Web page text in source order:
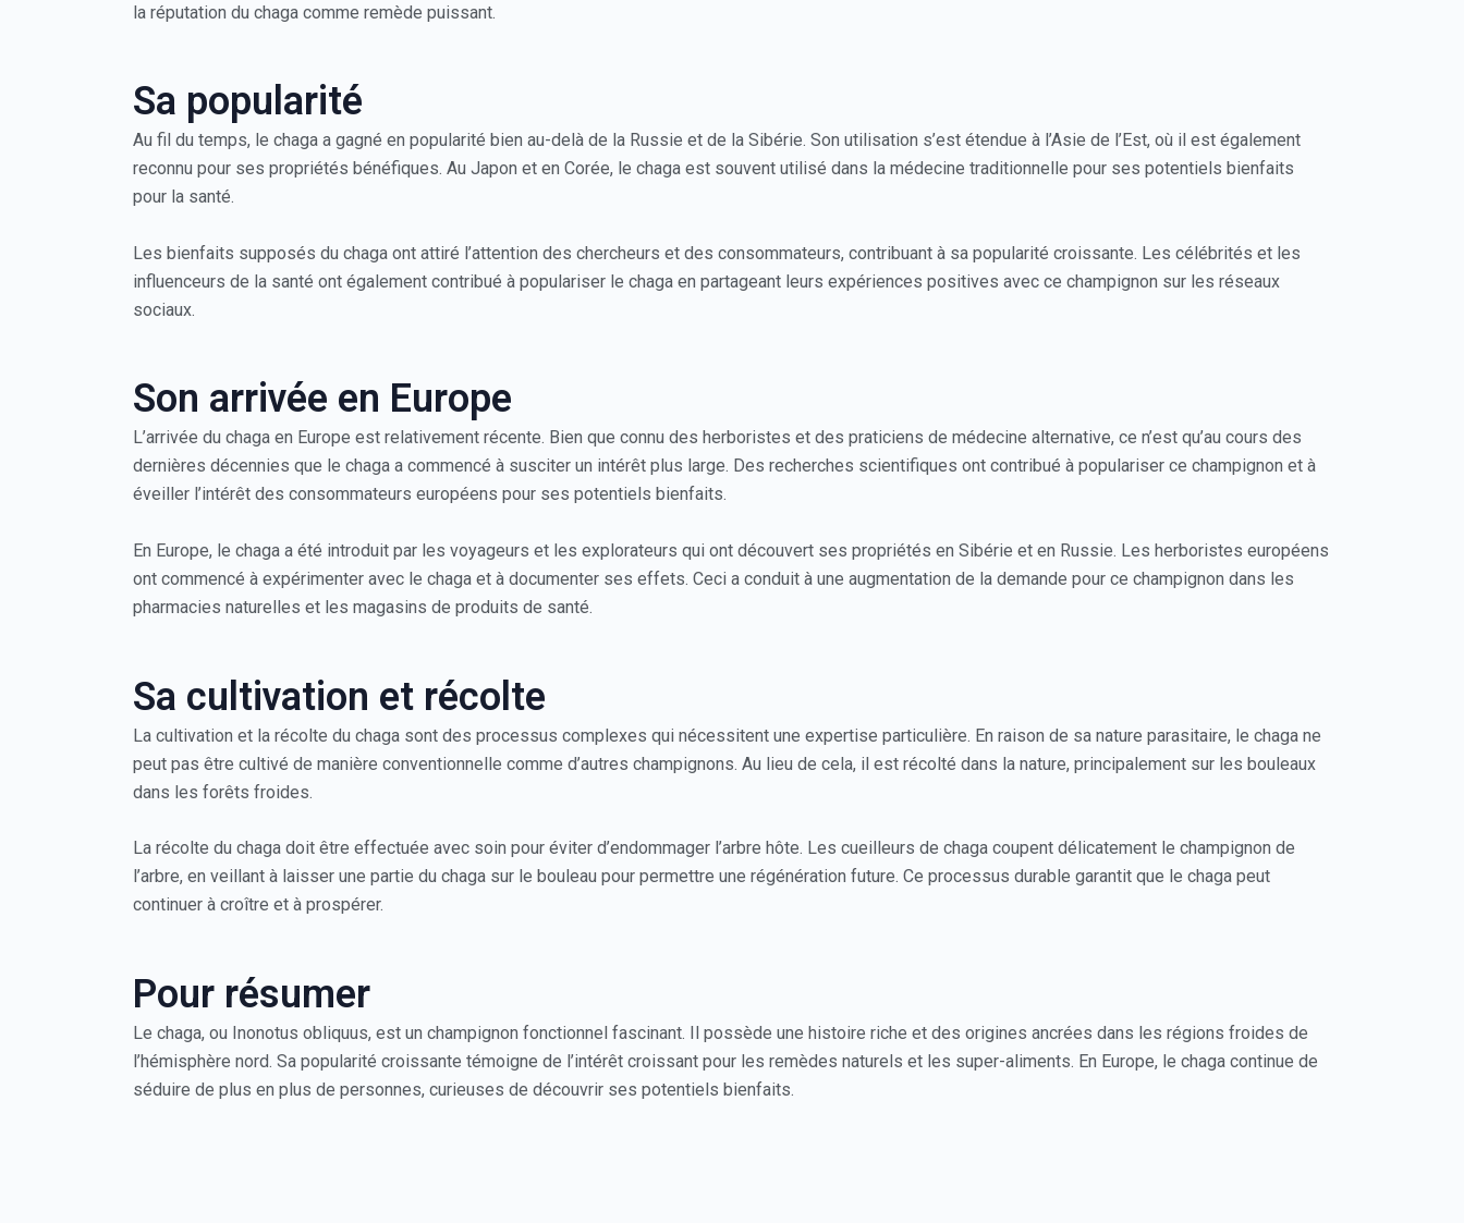
la réputation du chaga comme remède puissant.
Sa popularité
Au fil du temps, le chaga a gagné en popularité bien au-delà de la Russie et de la Sibérie. Son utilisation s’est étendue à l’Asie de l’Est, où il est également
reconnu pour ses propriétés bénéfiques. Au Japon et en Corée, le chaga est souvent utilisé dans la médecine traditionnelle pour ses potentiels bienfaits
pour la santé.
Les bienfaits supposés du chaga ont attiré l’attention des chercheurs et des consommateurs, contribuant à sa popularité croissante. Les célébrités et les
influenceurs de la santé ont également contribué à populariser le chaga en partageant leurs expériences positives avec ce champignon sur les réseaux
sociaux.
Son arrivée en Europe
L’arrivée du chaga en Europe est relativement récente. Bien que connu des herboristes et des praticiens de médecine alternative, ce n’est qu’au cours des
dernières décennies que le chaga a commencé à susciter un intérêt plus large. Des recherches scientifiques ont contribué à populariser ce champignon et à
éveiller l’intérêt des consommateurs européens pour ses potentiels bienfaits.
En Europe, le chaga a été introduit par les voyageurs et les explorateurs qui ont découvert ses propriétés en Sibérie et en Russie. Les herboristes européens
ont commencé à expérimenter avec le chaga et à documenter ses effets. Ceci a conduit à une augmentation de la demande pour ce champignon dans les
pharmacies naturelles et les magasins de produits de santé.
Sa cultivation et récolte
La cultivation et la récolte du chaga sont des processus complexes qui nécessitent une expertise particulière. En raison de sa nature parasitaire, le chaga ne
peut pas être cultivé de manière conventionnelle comme d’autres champignons. Au lieu de cela, il est récolté dans la nature, principalement sur les bouleaux
dans les forêts froides.
La récolte du chaga doit être effectuée avec soin pour éviter d’endommager l’arbre hôte. Les cueilleurs de chaga coupent délicatement le champignon de
l’arbre, en veillant à laisser une partie du chaga sur le bouleau pour permettre une régénération future. Ce processus durable garantit que le chaga peut
continuer à croître et à prospérer.
Pour résumer
Le chaga, ou Inonotus obliquus, est un champignon fonctionnel fascinant. Il possède une histoire riche et des origines ancrées dans les régions froides de
l’hémisphère nord. Sa popularité croissante témoigne de l’intérêt croissant pour les remèdes naturels et les super-aliments. En Europe, le chaga continue de
séduire de plus en plus de personnes, curieuses de découvrir ses potentiels bienfaits.